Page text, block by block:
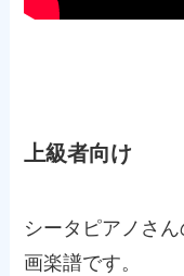
上級者向け
シータピアノさ
画楽譜です。